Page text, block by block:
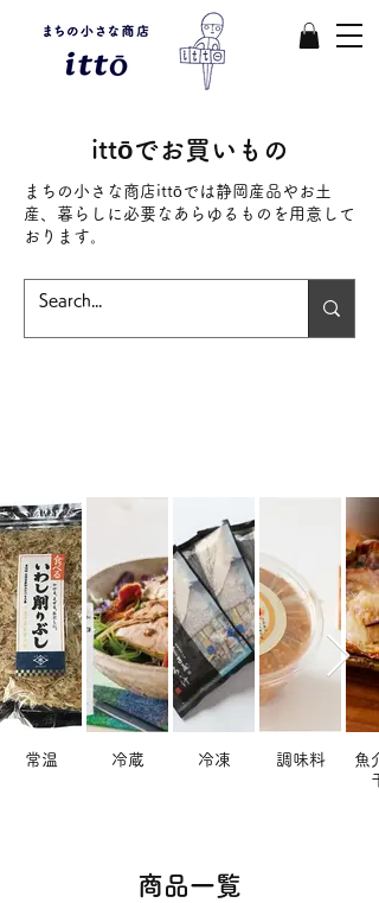
​ittōでお買いもの
まちの小さな商店ittōでは静岡産品やお土
産、暮らしに必要なあらゆるものを用意して
おります。
常温 冷蔵 冷凍 調味料
魚
商品一覧